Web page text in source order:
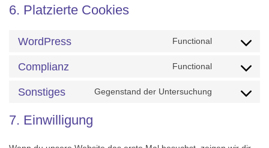
6. Platzierte Cookies
WordPress Functional
Consent
Complianz Functional
Consent
Sonstiges Gegenstand der Untersuchung
Consent
7. Einwilligung